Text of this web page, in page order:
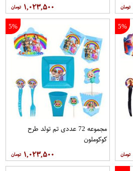
۱,۰۲۳,۵۰۰
5%
5%
مجموعه 72 عددی تم تولد طرح
کوکوملون
۱,۰۲۳,۵۰۰